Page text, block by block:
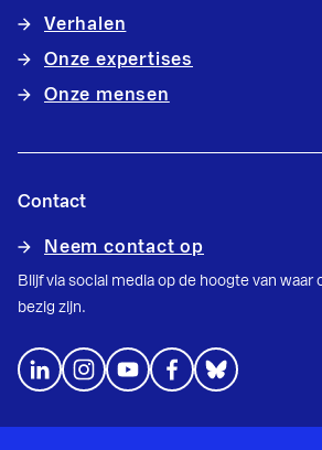
Verhalen
Onze expertises
Onze mensen
Contact
Neem contact op
Blijf via social media op de hoogte van waar
bezig zijn.